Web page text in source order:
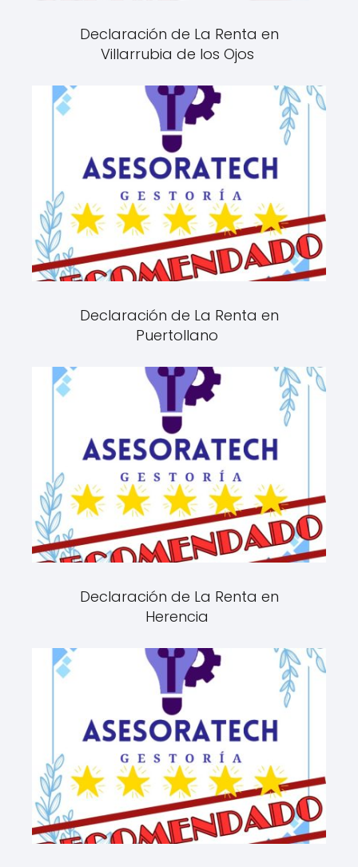
Declaración de La Renta en
Villarrubia de los Ojos
Declaración de La Renta en
Puertollano
Declaración de La Renta en
Herencia